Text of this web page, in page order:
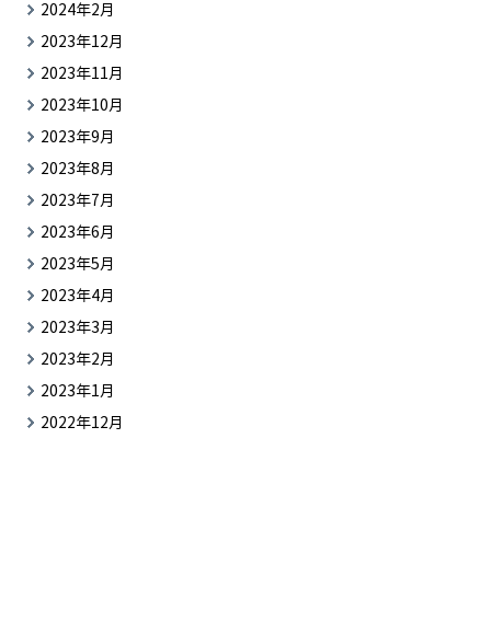
2024年2月
2023年12月
2023年11月
2023年10月
2023年9月
2023年8月
2023年7月
2023年6月
2023年5月
2023年4月
2023年3月
2023年2月
2023年1月
2022年12月